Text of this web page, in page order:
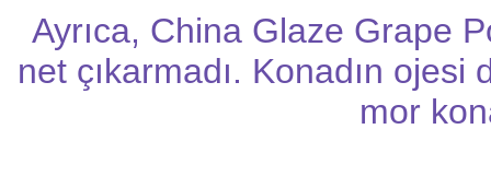
Ayrıca, China Glaze Grape
net çıkarmadı. Konadın ojesi
mor